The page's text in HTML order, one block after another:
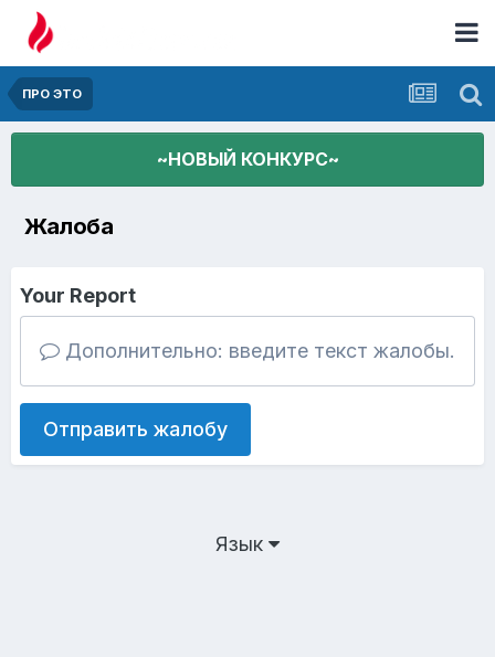
ПРО ЭТО
~НОВЫЙ КОНКУРС~
Жалоба
Your Report
Дополнительно: введите текст жалобы.
Отправить жалобу
Язык